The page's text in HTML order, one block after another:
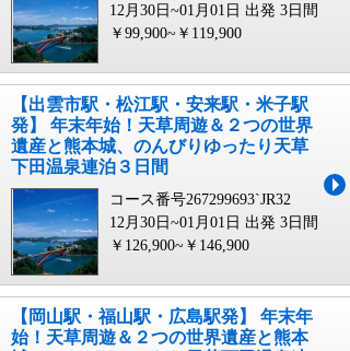
12月30日~01月01日 出発 3日間
￥99,900~￥119,900
【出雲市駅・松江駅・安来駅・米子駅
発】 年末年始！天草周遊＆２つの世界
遺産と熊本城、のんびりゆったり天草
下田温泉連泊３日間
コース番号267299693`JR32
12月30日~01月01日 出発 3日間
￥126,900~￥146,900
【岡山駅・福山駅・広島駅発】 年末年
始！天草周遊＆２つの世界遺産と熊本